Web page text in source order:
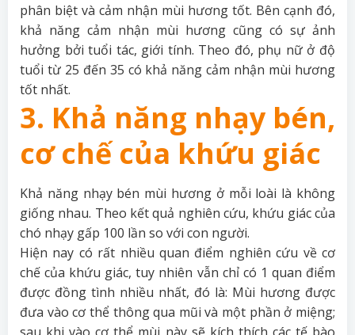
phân biệt và cảm nhận mùi hương tốt. Bên cạnh đó,
khả năng cảm nhận mùi hương cũng có sự ảnh
hưởng bởi tuổi tác, giới tính. Theo đó, phụ nữ ở độ
tuổi từ 25 đến 35 có khả năng cảm nhận mùi hương
tốt nhất.
3. Khả năng nhạy bén,
cơ chế của khứu giác
Khả năng nhạy bén mùi hương ở mỗi loài là không
giống nhau. Theo kết quả nghiên cứu, khứu giác của
chó nhạy gấp 100 lần so với con người.
Hiện nay có rất nhiều quan điểm nghiên cứu về cơ
chế của khứu giác, tuy nhiên vẫn chỉ có 1 quan điểm
được đồng tình nhiều nhất, đó là: Mùi hương được
đưa vào cơ thể thông qua mũi và một phần ở miệng;